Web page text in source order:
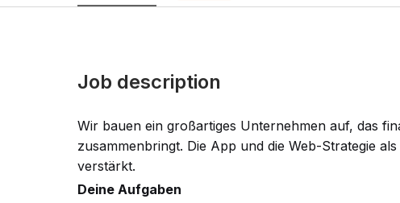
Job description
Wir bauen ein großartiges Unternehmen auf, das
zusammenbringt. Die App und die Web-Strategie
verstärkt.
Deine Aufgaben